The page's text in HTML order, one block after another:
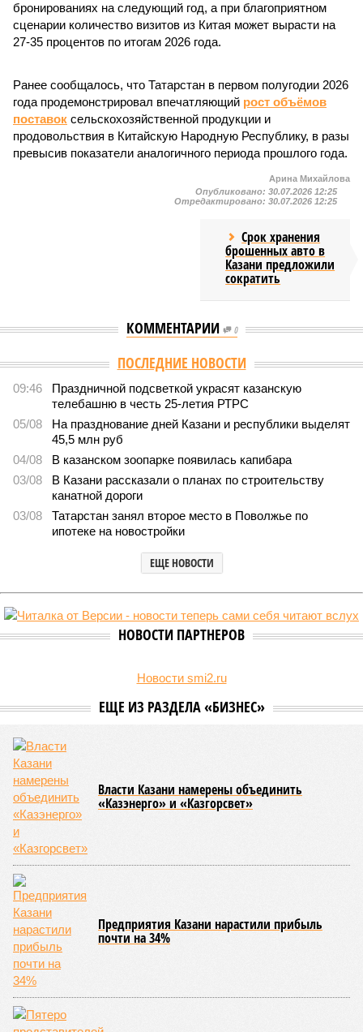
бронированиях на следующий год, а при благоприятном
сценарии количество визитов из Китая может вырасти на
27-35 процентов по итогам 2026 года.
Ранее сообщалось, что Татарстан в первом полугодии 2026
года продемонстрировал впечатляющий рост объёмов
поставок сельскохозяйственной продукции и
продовольствия в Китайскую Народную Республику, в разы
превысив показатели аналогичного периода прошлого года.
Арина Михайлова
Опубликовано: 30.07.2026 12:25
Отредактировано: 30.07.2026 12:25
Срок хранения
брошенных авто в
Казани предложили
сократить
КОММЕНТАРИИ 0
ПОСЛЕДНИЕ НОВОСТИ
09:46
Праздничной подсветкой украсят казанскую
телебашню в честь 25-летия РТРС
05/08
На празднование дней Казани и республики выделят
45,5 млн руб
04/08
В казанском зоопарке появилась капибара
03/08
В Казани рассказали о планах по строительству
канатной дороги
03/08
Татарстан занял второе место в Поволжье по
ипотеке на новостройки
ЕЩЕ НОВОСТИ
НОВОСТИ ПАРТНЕРОВ
Новости smi2.ru
ЕЩЕ ИЗ РАЗДЕЛА «БИЗНЕС»
Власти Казани намерены объединить
«Казэнерго» и «Казгорсвет»
Предприятия Казани нарастили прибыль
почти на 34%